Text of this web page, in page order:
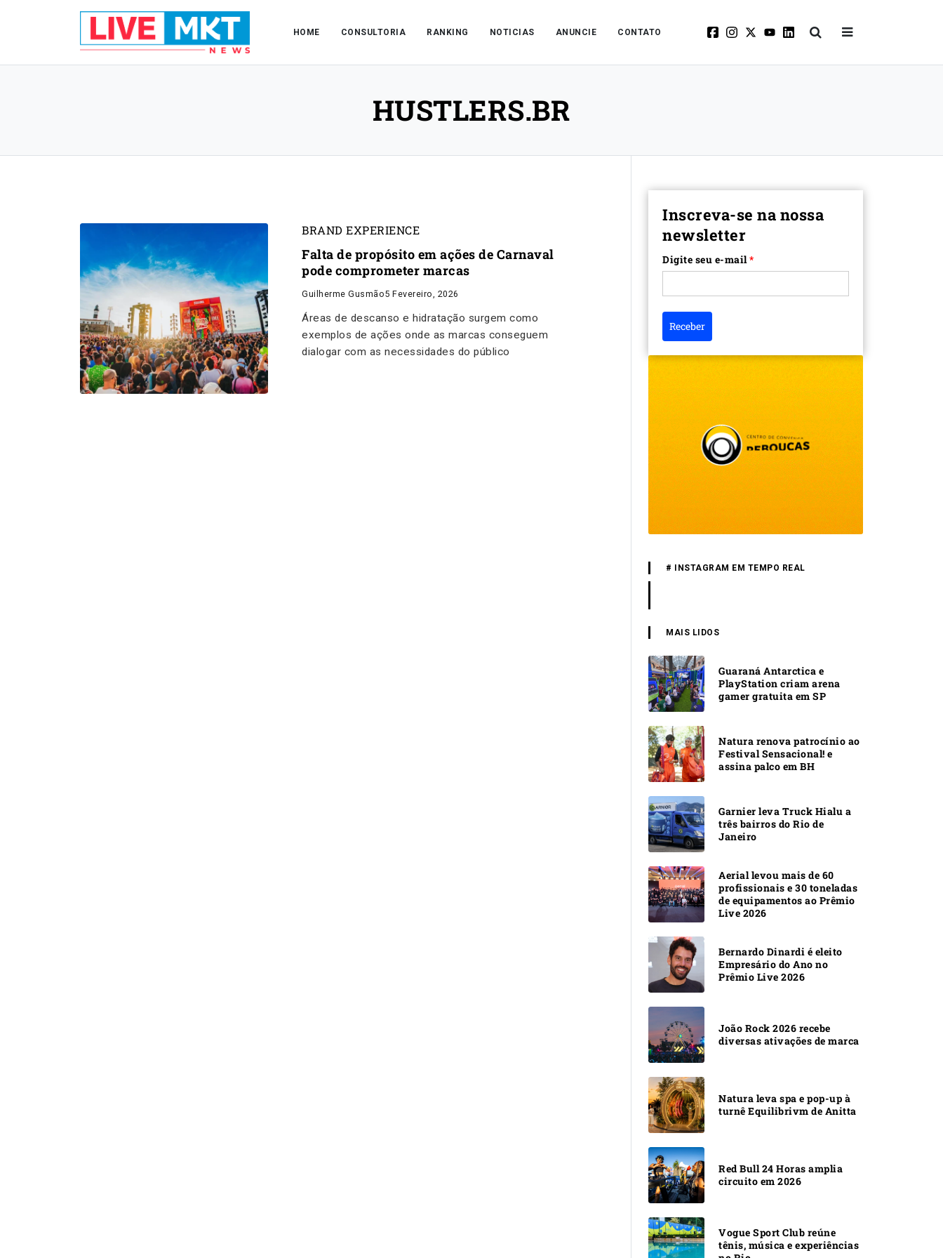
HOME CONSULTORIA RANKING NOTICIAS ANUNCIE CONTATO
HUSTLERS.BR
BRAND EXPERIENCE
Falta de propósito em ações de Carnaval
pode comprometer marcas
Guilherme Gusmão5 Fevereiro, 2026
Áreas de descanso e hidratação surgem como
exemplos de ações onde as marcas conseguem
dialogar com as necessidades do público
Inscreva-se na nossa
newsletter
Digite seu e-mail*
Receber
# INSTAGRAM EM TEMPO REAL
MAIS LIDOS
Guaraná Antarctica e
PlayStation criam arena
gamer gratuita em SP
Natura renova patrocínio ao
Festival Sensacional! e
assina palco em BH
Garnier leva Truck Hialu a
três bairros do Rio de
Janeiro
Aerial levou mais de 60
profissionais e 30 toneladas
de equipamentos ao Prêmio
Live 2026
Bernardo Dinardi é eleito
Empresário do Ano no
Prêmio Live 2026
João Rock 2026 recebe
diversas ativações de marca
Natura leva spa e pop-up à
turnê Equilibrivm de Anitta
Red Bull 24 Horas amplia
circuito em 2026
Vogue Sport Club reúne
tênis, música e experiências